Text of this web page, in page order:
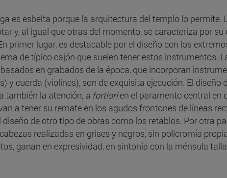
es esbelta porque la arquitectura del templo lo permite.
y, al igual que otras del momento, se caracteriza por
primer lugar, es destacable por el diseño con los
de típico cajón que suelen tener estos instrumentos.
en grabados de la época, que incorporan
y cuerda (violines), son de exquisita ejecución. El diseño
también la atención, a fortiorien el paramento central en
a tener su remate en los agudos frontones de líneas
de otro tipo de obras como los retablos. Por otra
realizadas en grises y negros, sin policromía
ganan en expresividad, en sintonía con la ménsula